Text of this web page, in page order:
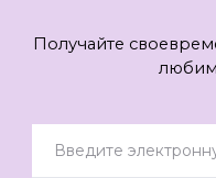
Получайте